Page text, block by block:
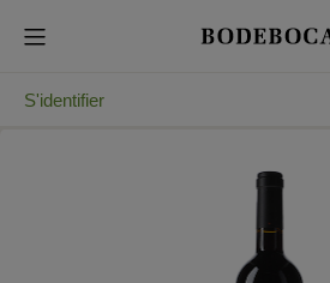
S'identifier